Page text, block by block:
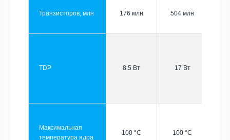
Транзисторов, млн 176 млн 504 млн
TDP 8.5 Вт 17 Вт
Максимальная
температура ядра
100 °C 100 °C